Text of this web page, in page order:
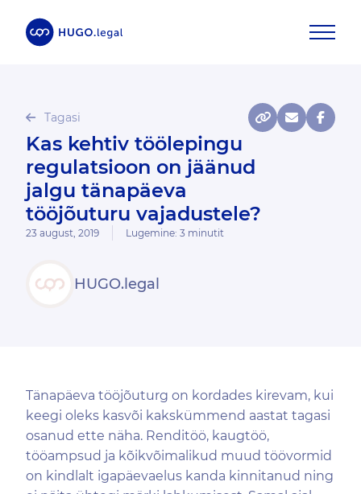
Tagasi
Kas kehtiv töölepingu
regulatsioon on jäänud
jalgu tänapäeva
tööjõuturu vajadustele?
23 august, 2019 Lugemine: 3 minutit
HUGO.legal
Tänapäeva tööjõuturg on kordades kirevam, kui
keegi oleks kasvõi kakskümmend aastat tagasi
osanud ette näha. Renditöö, kaugtöö,
tööampsud ja kõikvõimalikud muud töövormid
on kindlalt igapäevaelus kanda kinnitanud ning